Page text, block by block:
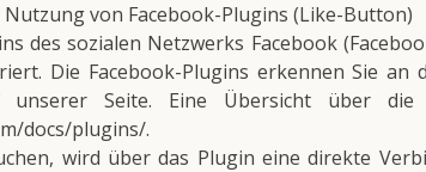
von Facebook-Plugins (Like-Button)
des sozialen Netzwerks Facebook
Die Facebook-Plugins erkennen Sie an
unserer Seite. Eine Übersicht über die
docs/plugins/.
wird über das Plugin eine direkte